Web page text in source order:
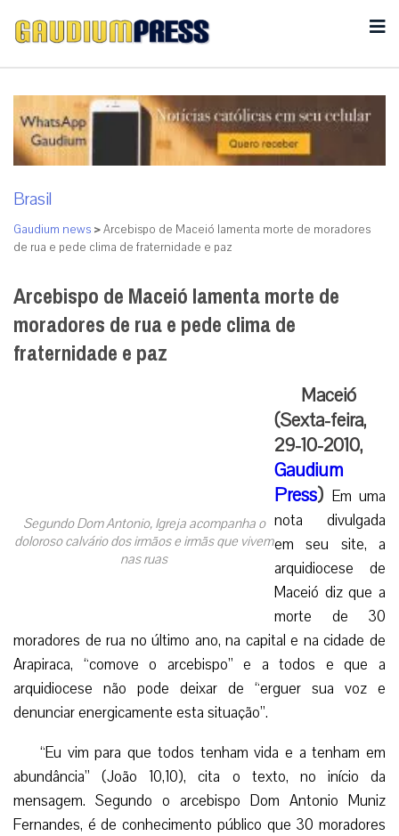
Brasil
Gaudium news >Arcebispo de Maceió lamenta morte de moradores
de rua e pede clima de fraternidade e paz
Arcebispo de Maceió lamenta morte de
moradores de rua e pede clima de
fraternidade e paz
Segundo Dom Antonio, Igreja acompanha o
doloroso calvário dos irmãos e irmãs que vivem
nas ruas
Maceió
(Sexta-feira,
29-10-2010,
Gaudium
Press) Em uma
nota divulgada
em seu site, a
arquidiocese de
Maceió diz que a
morte de 30
moradores de rua no último ano, na capital e na cidade de
Arapiraca, “comove o arcebispo” e a todos e que a
arquidiocese não pode deixar de “erguer sua voz e
denunciar energicamente esta situação”.
“Eu vim para que todos tenham vida e a tenham em
abundância” (João 10,10), cita o texto, no início da
mensagem. Segundo o arcebispo Dom Antonio Muniz
Fernandes, é de conhecimento público que 30 moradores